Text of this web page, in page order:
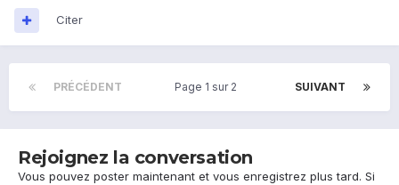
Citer
PRÉCÉDENT SUIVANT
Page 1 sur 2
Rejoignez la conversation
Vous pouvez poster maintenant et vous enregistrez plus tard. Si